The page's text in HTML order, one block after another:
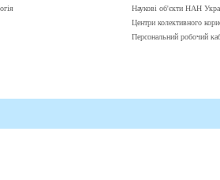
Наукові об'єкти НАН
Центри колективного
Персональний робочий